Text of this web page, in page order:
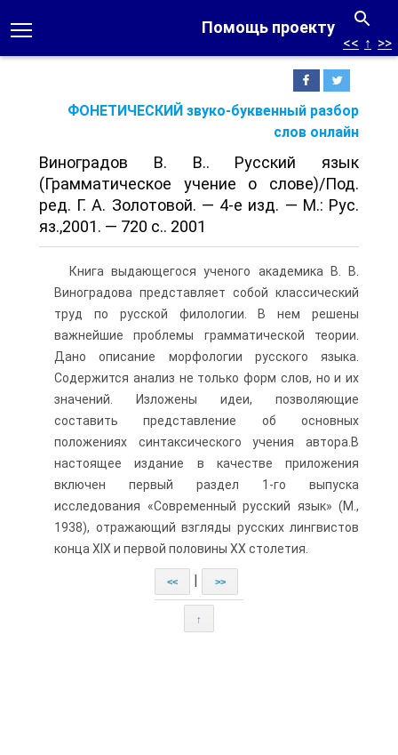
Помощь проекту
ФОНЕТИЧЕСКИЙ звуко-буквенный разбор
слов онлайн
<< ↑ >>
Виноградов В. В.. Русский язык
(Грамматическое учение о слове)/Под.
ред. Г. А. Золотовой. — 4-е изд. — М.: Рус.
яз.,2001. — 720 с.. 2001
Книга выдающегося ученого академика В. В.
Виноградова представляет собой классический
труд по русской филологии. В нем решены
важнейшие проблемы грамматической теории.
Дано описание морфологии русского языка.
Содержится анализ не только форм слов, но и их
значений. Изложены идеи, позволяющие
составить представление об основных
положениях синтаксического учения автора.В
настоящее издание в качестве приложения
включен первый раздел 1-го выпуска
исследования «Современный русский язык» (М.,
1938), отражающий взгляды русских лингвистов
конца XIX и первой половины XX столетия.
<< >>
↑